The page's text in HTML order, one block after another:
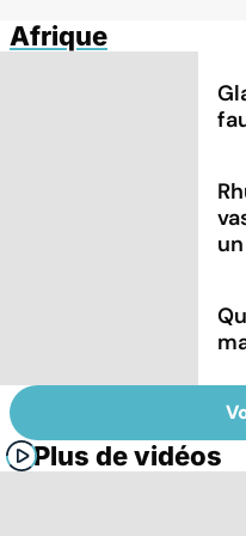
Afrique
Plus de vidéos